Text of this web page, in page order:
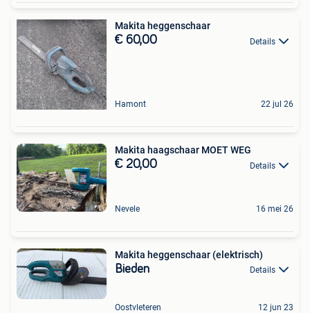
Makita heggenschaar
€ 60,00 Details
Hamont 22 jul 26
Makita haagschaar MOET WEG
€ 20,00 Details
Nevele 16 mei 26
Makita heggenschaar (elektrisch)
Bieden Details
Oostvleteren 12 jun 23